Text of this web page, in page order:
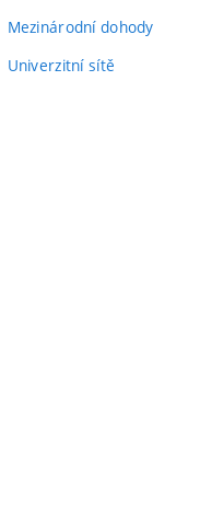
Mezinárodní dohody
Univerzitní sítě